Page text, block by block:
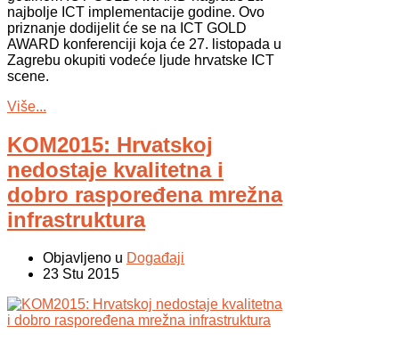
najbolje ICT implementacije godine. Ovo
priznanje dodijelit će se na ICT GOLD
AWARD konferenciji koja će 27. listopada u
Zagrebu okupiti vodeće ljude hrvatske ICT
scene.
Više...
KOM2015: Hrvatskoj
nedostaje kvalitetna i
dobro raspoređena mrežna
infrastruktura
Objavljeno u Događaji
23 Stu 2015